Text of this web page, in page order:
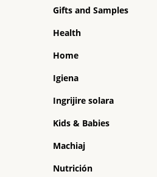
Gifts and Samples
Health
Home
Igiena
Ingrijire solara
Kids & Babies
Machiaj
Nutrición